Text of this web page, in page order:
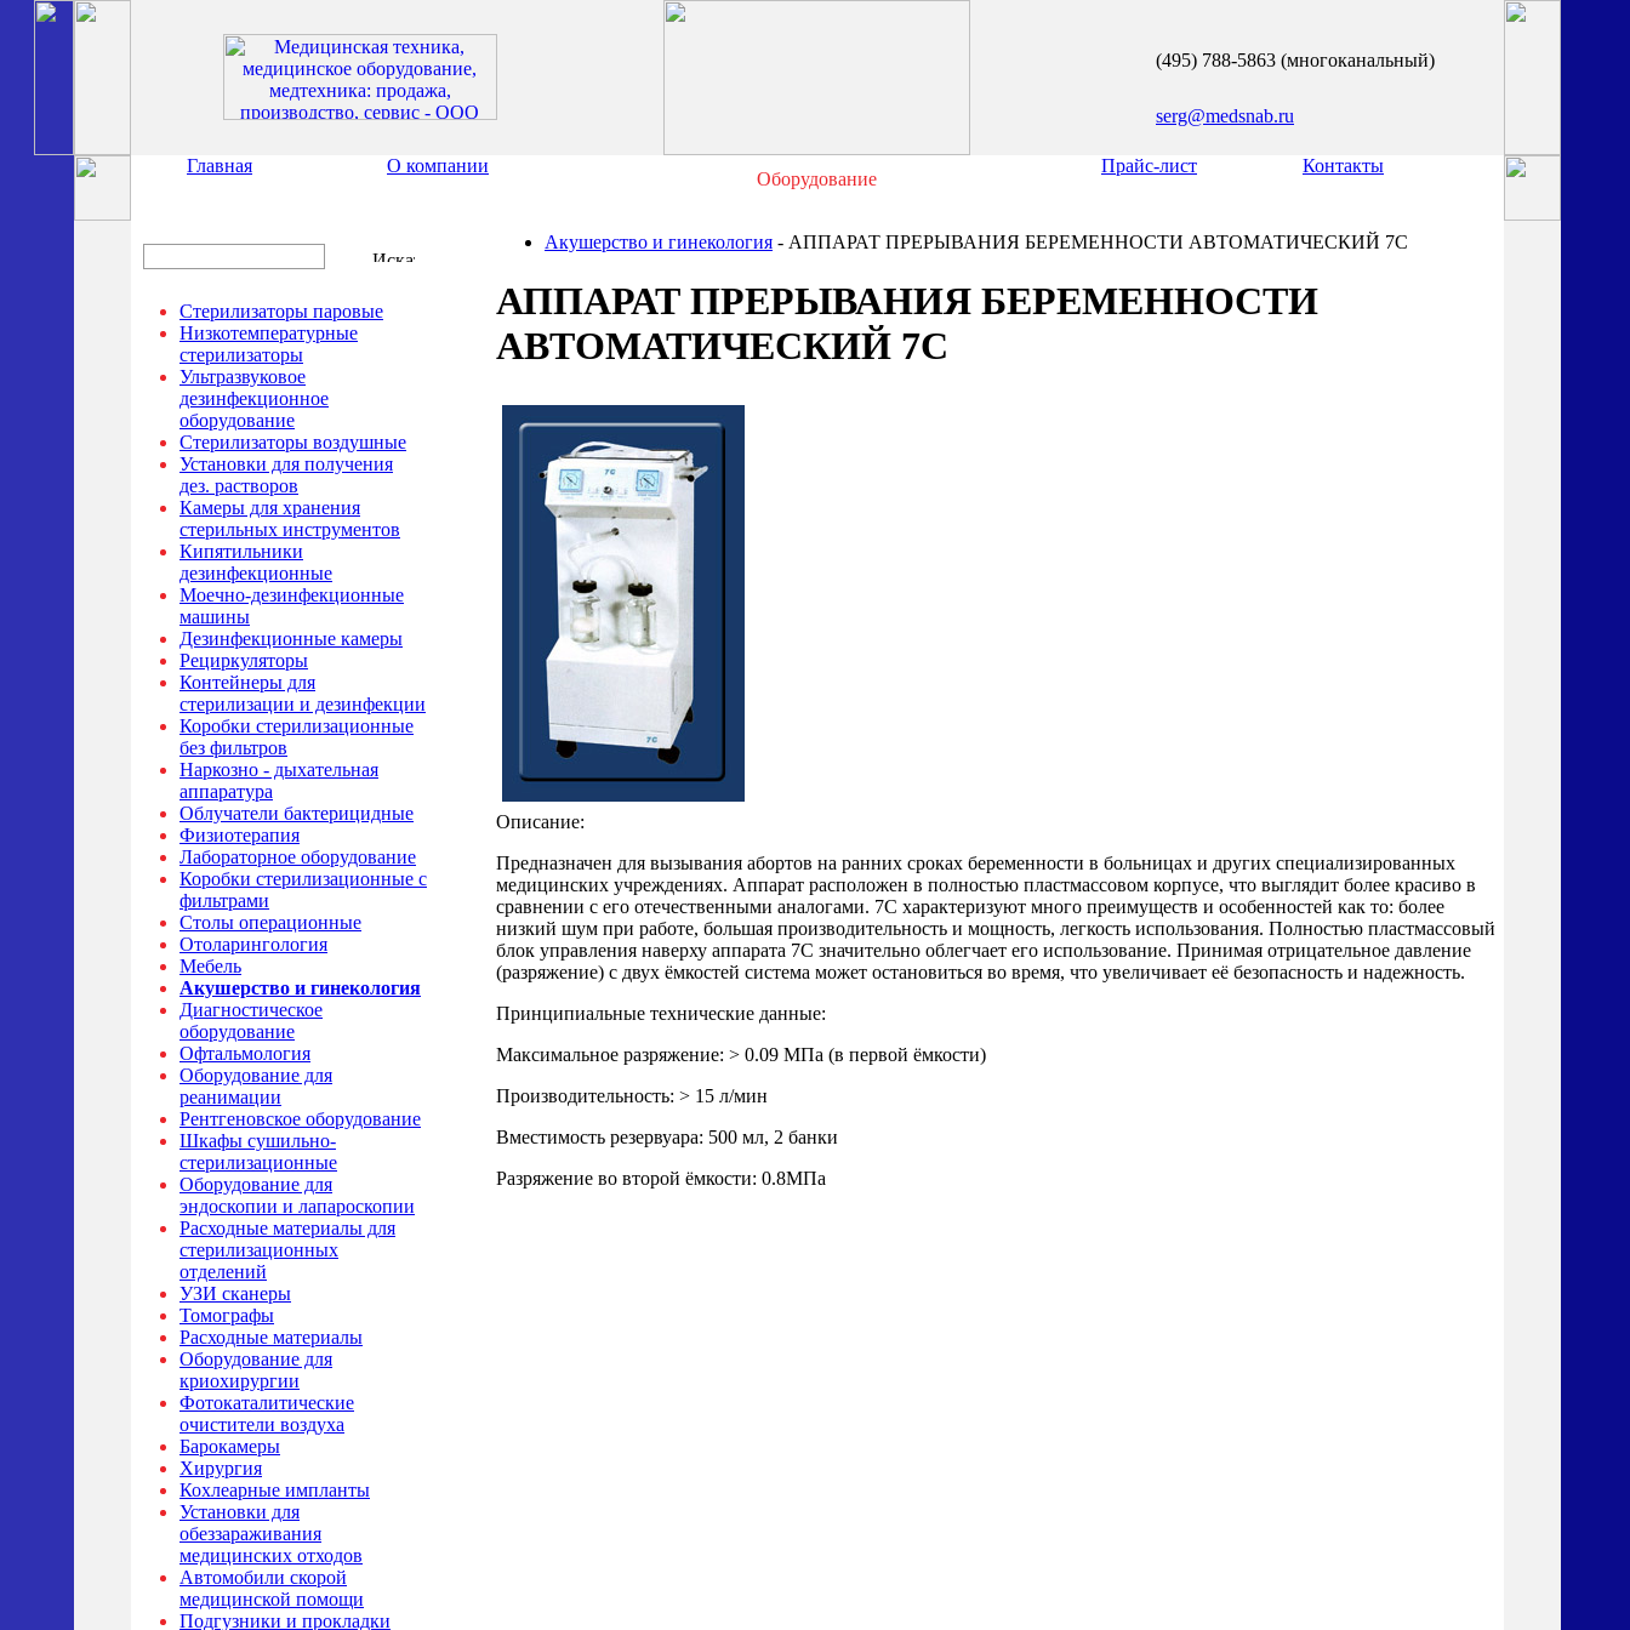
(495) 788-5863 (многоканальный)
serg@medsnab.ru
Главная О компании
Оборудование
Прайс-лист Контакты
Стерилизаторы паровые
Низкотемпературные
стерилизаторы
Ультразвуковое
дезинфекционное
оборудование
Стерилизаторы воздушные
Установки для получения
дез. растворов
Камеры для хранения
стерильных инструментов
Кипятильники
дезинфекционные
Моечно-дезинфекционные
машины
Дезинфекционные камеры
Рециркуляторы
Контейнеры для
стерилизации и дезинфекции
Коробки стерилизационные
без фильтров
Наркозно - дыхательная
аппаратура
Облучатели бактерицидные
Физиотерапия
Лабораторное оборудование
Коробки стерилизационные с
фильтрами
Столы операционные
Отоларингология
Мебель
Акушерство и гинекология
Диагностическое
оборудование
Офтальмология
Оборудование для
реанимации
Рентгеновское оборудование
Шкафы сушильно-
стерилизационные
Оборудование для
эндоскопии и лапароскопии
Расходные материалы для
стерилизационных
отделений
УЗИ сканеры
Томографы
Расходные материалы
Оборудование для
криохирургии
Фотокаталитические
очистители воздуха
Барокамеры
Хирургия
Кохлеарные импланты
Установки для
обеззараживания
медицинских отходов
Автомобили скорой
медицинской помощи
Подгузники и прокладки
Акушерство и гинекология - АППАРАТ ПРЕРЫВАНИЯ БЕРЕМЕННОСТИ АВТОМАТИЧЕСКИЙ 7С
АППАРАТ ПРЕРЫВАНИЯ БЕРЕМЕННОСТИ
АВТОМАТИЧЕСКИЙ 7С
Описание:
Предназначен для вызывания абортов на ранних сроках беременности в больницах и других специализированных
медицинских учреждениях. Аппарат расположен в полностью пластмассовом корпусе, что выглядит более красиво в
сравнении с его отечественными аналогами. 7C характеризуют много преимуществ и особенностей как то: более
низкий шум при работе, большая производительность и мощность, легкость использования. Полностью пластмассовый
блок управления наверху аппарата 7C значительно облегчает его использование. Принимая отрицательное давление
(разряжение) с двух ёмкостей система может остановиться во время, что увеличивает её безопасность и надежность.
Принципиальные технические данные:
Максимальное разряжение: > 0.09 MПа (в первой ёмкости)
Производительность: > 15 л/мин
Вместимость резервуара: 500 мл, 2 банки
Разряжение во второй ёмкости: 0.8MПа